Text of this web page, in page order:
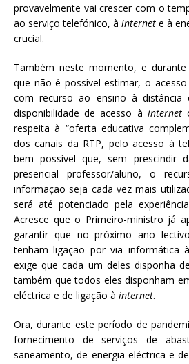
provavelmente vai crescer com o
ao serviço telefónico, à internet e à
crucial.
Também neste momento, e
que não é possível estimar, o
com recurso ao ensino à
disponibilidade de acesso à internet
respeita à “oferta educativa
dos canais da RTP, pelo acesso à
bem possível que, sem prescindir
presencial professor/aluno, o
informação seja cada vez mais
será até potenciado pela
Acresce que o Primeiro-ministro já
garantir que no próximo ano
tenham ligação por via informática
exige que cada um deles disponha
também que todos eles disponham
eléctrica e de ligação à internet.
Ora, durante este período de
fornecimento de serviços de
saneamento, de energia eléctrica e